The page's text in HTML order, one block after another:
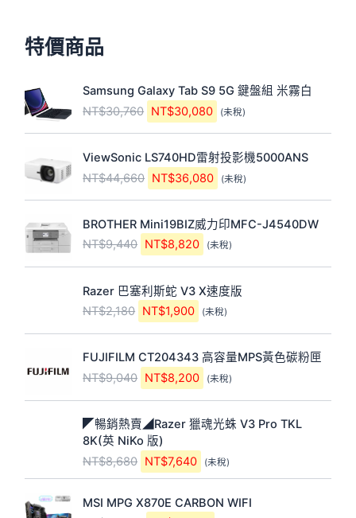
特價商品
Samsung Galaxy Tab S9 5G 鍵盤組 米霧白
NT$30,760
原
始
價
格
：
N
T
$
3
0
,
7
6
0
。
NT$30,080
目
前
價
格
：
N
T
$
3
0
,
0
8
0
。
(未稅)
ViewSonic LS740HD雷射投影機5000ANS
NT$44,660
原
始
價
格
：
N
T
$
4
4
,
6
6
0
。
NT$36,080
目
前
價
格
：
N
T
$
3
6
,
0
8
0
。
(未稅)
BROTHER Mini19BIZ威力印MFC-J4540DW
NT$9,440
原
始
價
格
：
N
T
$
9
,
4
4
0
。
NT$8,820
目
前
價
格
：
N
T
$
8
,
8
2
0
。
(未稅)
Razer 巴塞利斯蛇 V3 X速度版
NT$2,180
原
始
價
格
：
N
$
2
,
1
0
。
NT$1,900
目
前
價
格
：
N
T
$
1
,
9
0
0
。
(未稅)
FUJIFILM CT204343 高容量MPS黃色碳粉匣
NT$9,040
原
始
價
格
：
N
T
$
9
,
NT$8,200
目
前
價
格
：
N
$
8
,
(未稅)
◤暢銷熱賣◢Razer 獵魂光蛛 V3 Pro TKL
8K(英 NiKo 版)
NT$8,680
原
始
價
格
：
N
NT$7,640
目
前
價
格
：
N
(未稅)
MSI MPG X870E CARBON WIFI
原
始
目
前